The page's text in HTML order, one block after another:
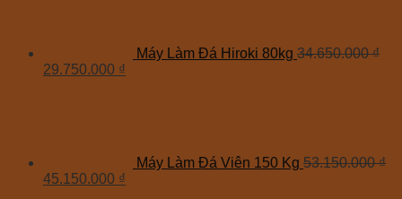
Máy Làm Đá Hiroki 80kg 34.650.000₫
29.750.000 ₫
Máy Làm Đá Viên 150 Kg 53.150.000₫
45.150.000 ₫